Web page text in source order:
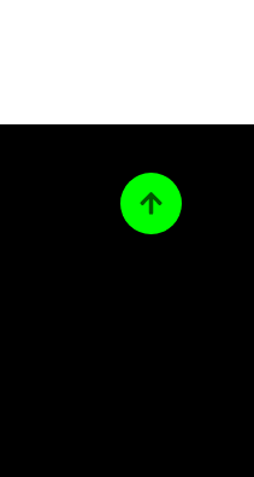
Ta­kai­sin ylös